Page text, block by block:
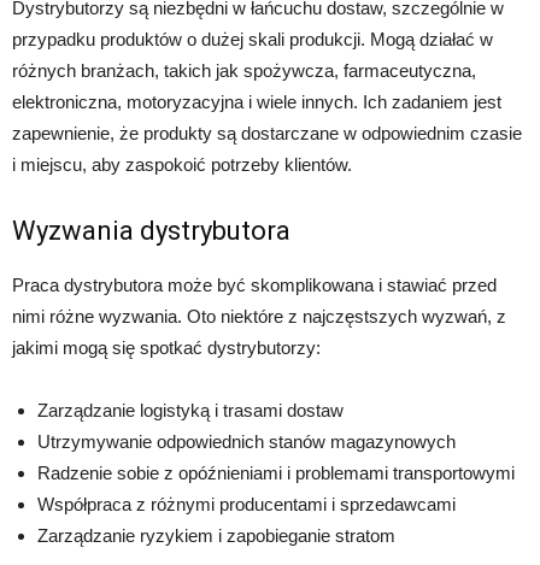
Dystrybutorzy są niezbędni w łańcuchu dostaw, szczególnie w
przypadku produktów o dużej skali produkcji. Mogą działać w
różnych branżach, takich jak spożywcza, farmaceutyczna,
elektroniczna, motoryzacyjna i wiele innych. Ich zadaniem jest
zapewnienie, że produkty są dostarczane w odpowiednim czasie
i miejscu, aby zaspokoić potrzeby klientów.
Wyzwania dystrybutora
Praca dystrybutora może być skomplikowana i stawiać przed
nimi różne wyzwania. Oto niektóre z najczęstszych wyzwań, z
jakimi mogą się spotkać dystrybutorzy:
Zarządzanie logistyką i trasami dostaw
Utrzymywanie odpowiednich stanów magazynowych
Radzenie sobie z opóźnieniami i problemami transportowymi
Współpraca z różnymi producentami i sprzedawcami
Zarządzanie ryzykiem i zapobieganie stratom